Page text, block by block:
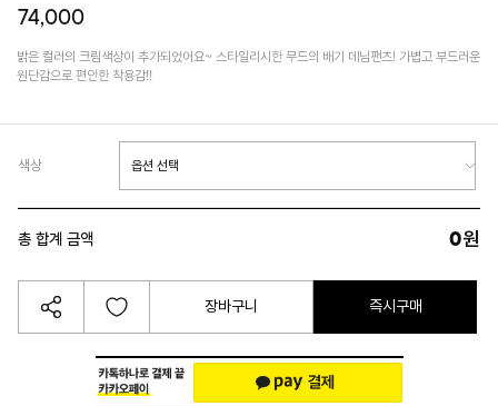
74,000
밝은 컬러의 크림색상이 추가되었어요~ 스타일리시한 무드의 배기 데님팬츠! 가볍고 부드러운
원단감으로 편안한 착용감!!
색상
총 합계 금액 0원
장바구니 즉시구매